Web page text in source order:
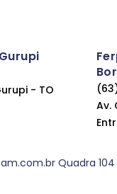
- TO
Av.
Quadra